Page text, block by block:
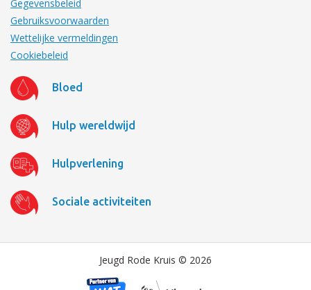
Gegevensbeleid
Gebruiksvoorwaarden
Wettelijke vermeldingen
Cookiebeleid
Bloed
Hulp wereldwijd
Hulpverlening
Sociale activiteiten
Jeugd Rode Kruis © 2026